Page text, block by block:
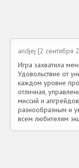
andjej [2 сентября
Игра захватила
Удовольствие от
каждом уровне
отличная,
миссий и
разнообразным и
всем любителям